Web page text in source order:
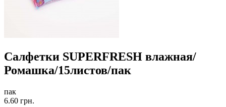
Салфетки SUPERFRESH влажная/
Ромашка/15листов/пак
пак
6.60 грн.